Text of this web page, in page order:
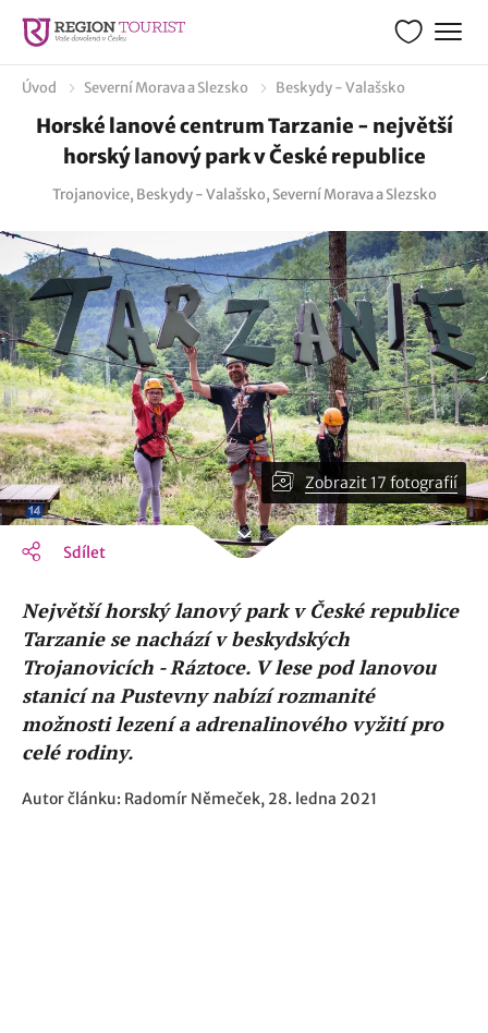
Úvod Severní Morava a Slezsko Beskydy - Valašsko
Horské lanové centrum Tarzanie - největší
horský lanový park v České republice
Trojanovice, Beskydy - Valašsko, Severní Morava a Slezsko
Zobrazit 17 fotografií
Sdílet
Největší horský lanový park v České republice
Tarzanie se nachází v beskydských
Trojanovicích - Ráztoce. V lese pod lanovou
stanicí na Pustevny nabízí rozmanité
možnosti lezení a adrenalinového vyžití pro
celé rodiny.
Autor článku: Radomír Němeček, 28. ledna 2021